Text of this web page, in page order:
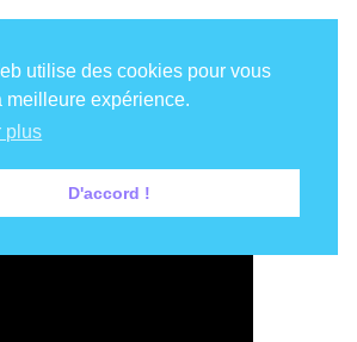
utilise des cookies pour vous
meilleure expérience.
plus
D'accord !